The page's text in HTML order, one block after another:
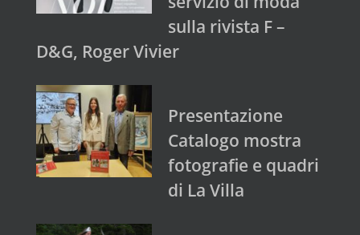
sulla rivista F –
D&G, Roger Vivier
Presentazione
Catalogo mostra
fotografie e quadri
di La Villa